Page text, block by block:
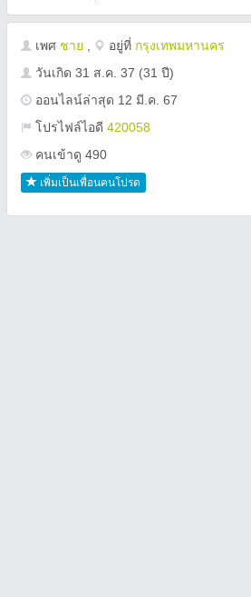
เพศ ชาย อยู่ที่ กรุงเทพมหานคร
วันเกิด 31 ส.ค. 37 (31 ปี)
ออนไลน์ล่าสุด 12 มี.ค. 67
โปรไฟล์ไอดี 420058
คนเข้าดู 490
เพิ่มเป็นเพื่อนคนโปรด